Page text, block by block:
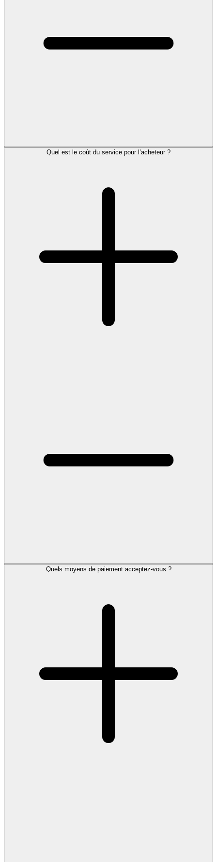
Quel est le coût du service pour l’acheteur ?
Quels moyens de paiement acceptez-vous ?